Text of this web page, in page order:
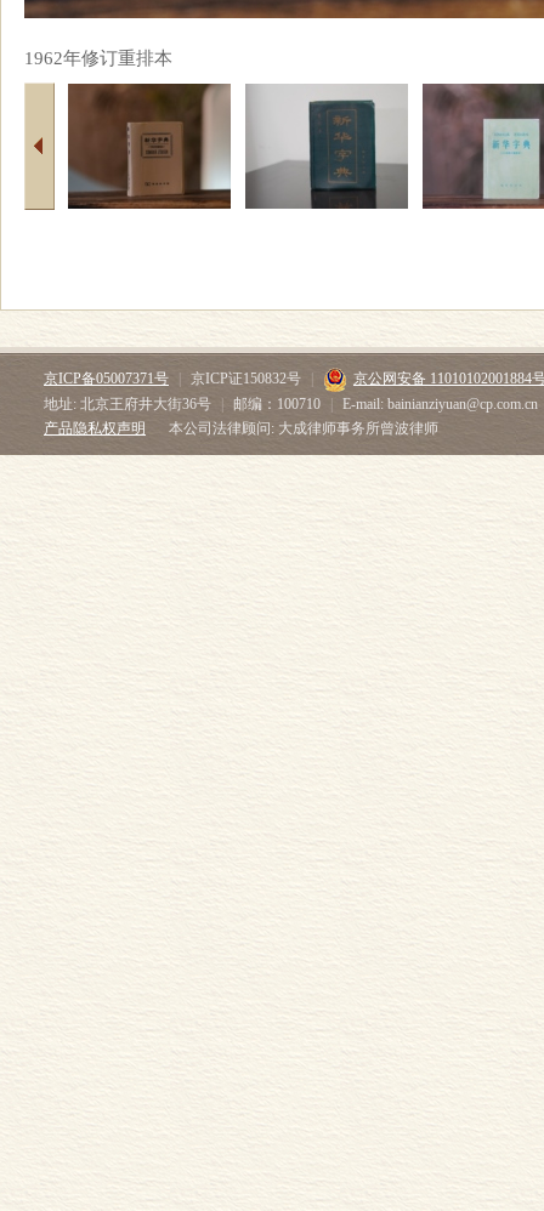
1962年修订重排本
京ICP备05007371号 京ICP证150832号
京公网安备 11010102001884
地址: 北京王府井大街36号
邮编：100710
E-mail: bainianziyuan@cp.com.cn
产品隐私权声明
本公司法律顾问: 大成律师事务所曾波律师